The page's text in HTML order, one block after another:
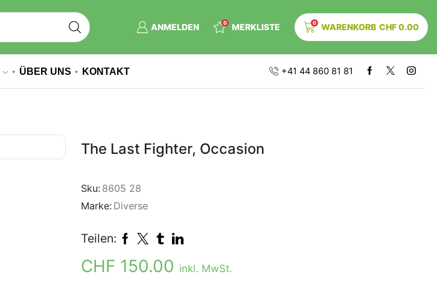
ANMELDEN 0 MERKLISTE 0 WARENKORB CHF0.00
ÜBER UNS KONTAKT +41 44 860 81 81
The Last Fighter, Occasion
Sku: 8605 28
Marke: Diverse
Teilen:
CHF 150.00 inkl. MwSt.